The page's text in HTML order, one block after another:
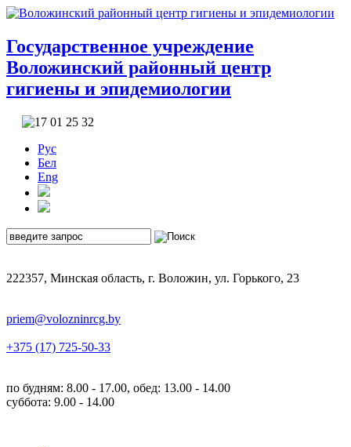
Государственное учреждение
Воложинский районный центр
гигиены и эпидемиологии
Рус
Бел
Eng
222357, Минская область, г. Воложин, ул. Горького, 23
priem@volozninrcg.by
+375 (17) 725-50-33
по будням: 8.00 - 17.00, обед: 13.00 - 14.00
суббота: 9.00 - 14.00